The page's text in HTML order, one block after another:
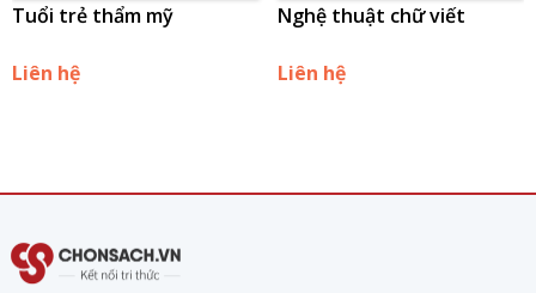
Tuổi trẻ thẩm mỹ
Liên hệ
Nghệ thuật chữ viết
Liên hệ